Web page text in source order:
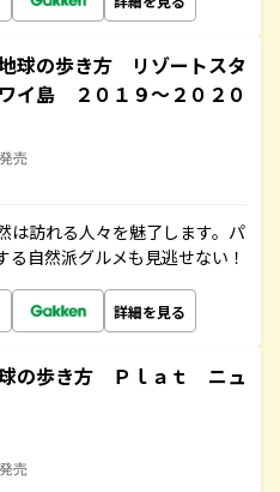
球の歩き方 リゾートスタ
イ島 ２０１９～２０２０
売
は訪れる人々を魅了します。パ
自然派グルメも見逃せない！
詳細を見る
の歩き方 Ｐｌａｔ ニュ
売